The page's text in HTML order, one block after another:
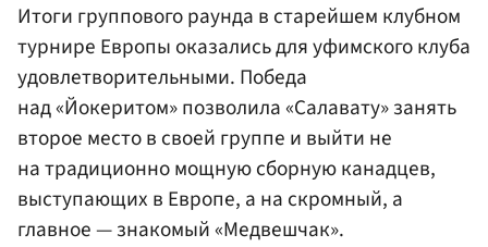
Итоги группового раунда в старейшем клубном
турнире Европы оказались для уфимского клуба
удовлетворительными. Победа
над «Йокеритом» позволила «Салавату» занять
второе место в своей группе и выйти не
на традиционно мощную сборную канадцев,
выступающих в Европе, а на скромный, а
главное — знакомый «Медвешчак».